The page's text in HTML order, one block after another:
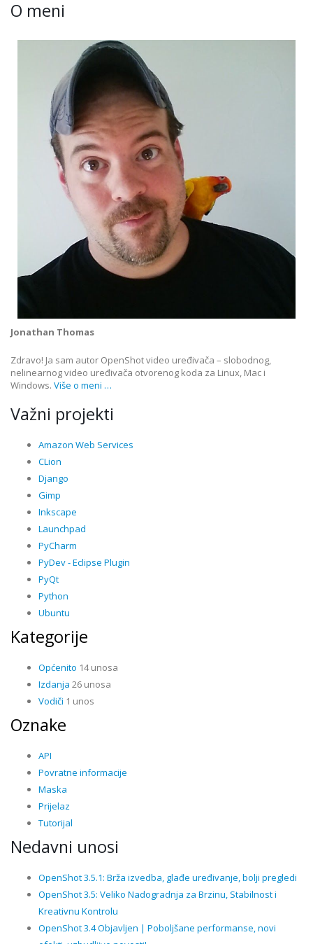
O meni
Jonathan Thomas
Zdravo! Ja sam autor OpenShot video uređivača – slobodnog,
nelinearnog video uređivača otvorenog koda za Linux, Mac i
Windows. Više o meni …
Važni projekti
Amazon Web Services
CLion
Django
Gimp
Inkscape
Launchpad
PyCharm
PyDev - Eclipse Plugin
PyQt
Python
Ubuntu
Kategorije
Općenito 14 unosa
Izdanja 26 unosa
Vodiči 1 unos
Oznake
API
Povratne informacije
Maska
Prijelaz
Tutorijal
Nedavni unosi
OpenShot 3.5.1: Brža izvedba, glađe uređivanje, bolji pregledi
OpenShot 3.5: Veliko Nadogradnja za Brzinu, Stabilnost i
Kreativnu Kontrolu
OpenShot 3.4 Objavljen | Poboljšane performanse, novi